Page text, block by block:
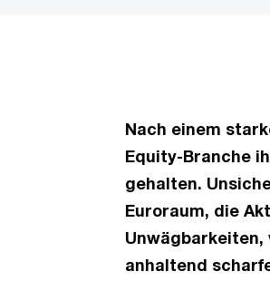
Nach einem
Equity-Branche
gehalten.
Euroraum, die
Unwägbarkeiten,
anhaltend